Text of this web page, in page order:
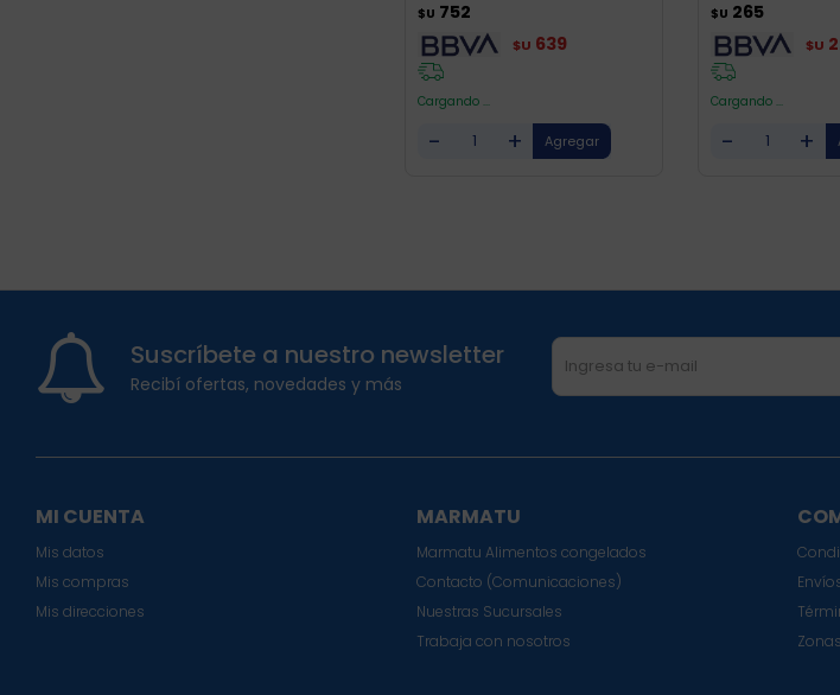
$U 752
$U 639
Cargando ...
- +
$U 265
$U
Cargando ...
- +
Suscríbete a nuestro newsletter
Recibí ofertas, novedades y más
MI CUENTA
Mis datos
Mis compras
Mis direcciones
MARMATU
Marmatu Alimentos congelados
Contacto (Comunicaciones)
Nuestras Sucursales
Trabaja con nosotros